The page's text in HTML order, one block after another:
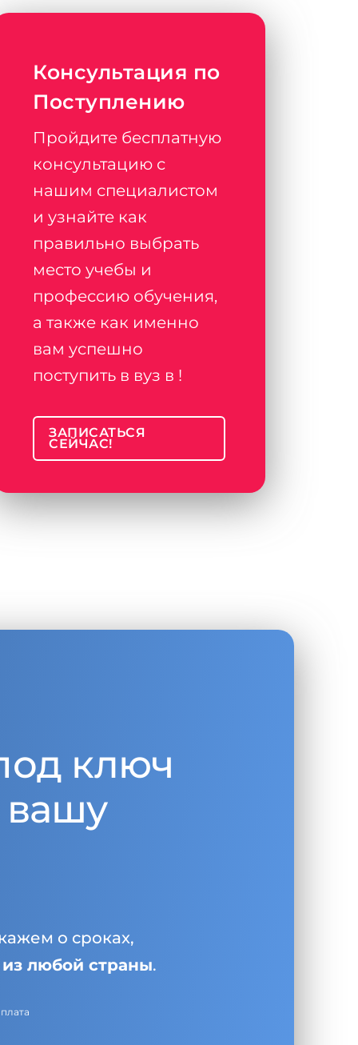
Консультация по
Поступлению
Пройдите бесплатную
консультацию с
нашим специалистом
и узнайте как
правильно выбрать
место учебы и
профессию обучения,
а также как именно
вам успешно
поступить в вуз в !
ЗАПИСАТЬСЯ
СЕЙЧАС!
ключ
о сроках,
из любой страны.